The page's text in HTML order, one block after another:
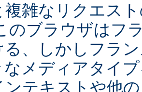
複雑なリクエス
のブラウザはフ
る、しかしフラ
なメディアタイ
ンテキストや他